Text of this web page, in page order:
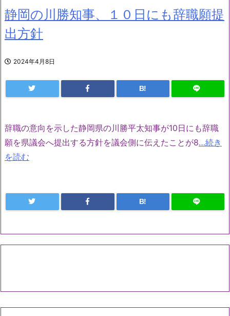
静岡の川勝知事、１０日にも辞職願提
出方針
2024年4月8日
B!
辞職の意向を示した静岡県の川勝平太知事が10日にも辞職
願を県議会へ提出する方針を議会側に伝えたことが8…続き
を読む
B!